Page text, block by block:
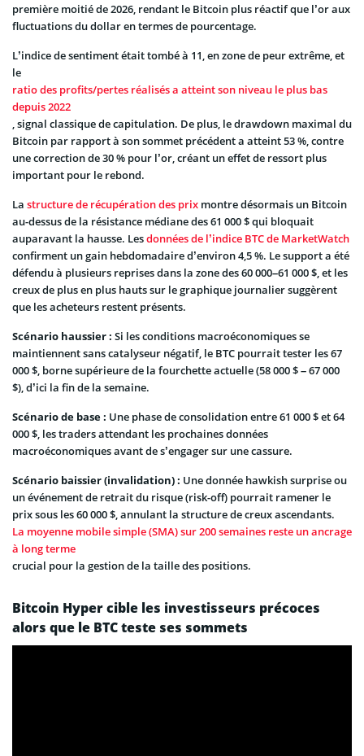
première moitié de 2026, rendant le Bitcoin plus réactif que l’or aux
fluctuations du dollar en termes de pourcentage.
L’indice de sentiment était tombé à 11, en zone de peur extrême, et
le
ratio des profits/pertes réalisés a atteint son niveau le plus bas
depuis 2022
, signal classique de capitulation. De plus, le drawdown maximal du
Bitcoin par rapport à son sommet précédent a atteint 53 %, contre
une correction de 30 % pour l’or, créant un effet de ressort plus
important pour le rebond.
La structure de récupération des prix montre désormais un Bitcoin
au-dessus de la résistance médiane des 61 000 $ qui bloquait
auparavant la hausse. Lesdonnées de l’indice BTC de MarketWatch
confirment un gain hebdomadaire d’environ 4,5 %. Le support a été
défendu à plusieurs reprises dans la zone des 60 000–61 000 $, et les
creux de plus en plus hauts sur le graphique journalier suggèrent
que les acheteurs restent présents.
Scénario haussier : Si les conditions macroéconomiques se
maintiennent sans catalyseur négatif, le BTC pourrait tester les 67
000 $, borne supérieure de la fourchette actuelle (58 000 $ – 67 000
$), d’ici la fin de la semaine.
Scénario de base : Une phase de consolidation entre 61 000 $ et 64
000 $, les traders attendant les prochaines données
macroéconomiques avant de s’engager sur une cassure.
Scénario baissier (invalidation) : Une donnée hawkish surprise ou
un événement de retrait du risque (risk-off) pourrait ramener le
prix sous les 60 000 $, annulant la structure de creux ascendants.
La moyenne mobile simple (SMA) sur 200 semaines reste un ancrage
à long terme
crucial pour la gestion de la taille des positions.
Bitcoin Hyper cible les investisseurs précoces
alors que le BTC teste ses sommets